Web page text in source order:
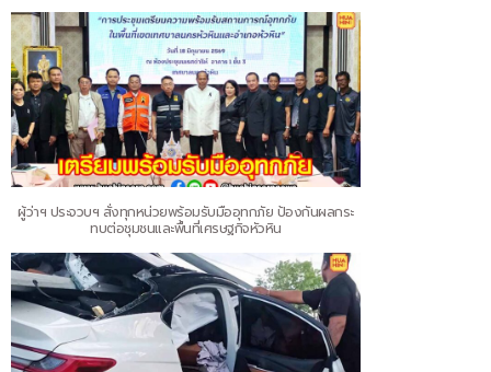
ผู้ว่าฯ ประจวบฯ สั่งทุกหน่วยพร้อมรับมืออุทกภัย ป้องกันผลกระ
ทบต่อชุมชนและพื้นที่เศรษฐกิจหัวหิน